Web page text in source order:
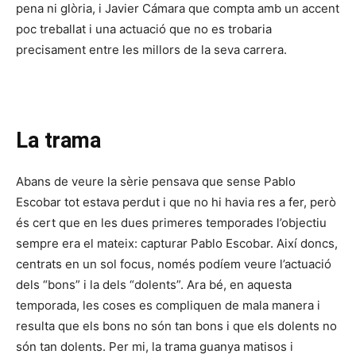
pena ni glòria, i Javier Cámara que compta amb un accent
poc treballat i una actuació que no es trobaria
precisament entre les millors de la seva carrera.
La trama
Abans de veure la sèrie pensava que sense Pablo
Escobar tot estava perdut i que no hi havia res a fer, però
és cert que en les dues primeres temporades l’objectiu
sempre era el mateix: capturar Pablo Escobar. Així doncs,
centrats en un sol focus, només podíem veure l’actuació
dels “bons” i la dels “dolents”. Ara bé, en aquesta
temporada, les coses es compliquen de mala manera i
resulta que els bons no són tan bons i que els dolents no
són tan dolents. Per mi, la trama guanya matisos i